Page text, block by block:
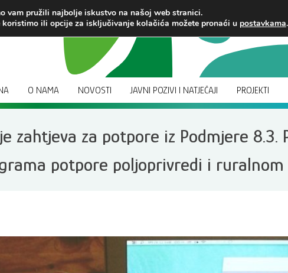
O NAMA NOVOSTI JAVNI POZIVI I NATJEČAJI PROJEKTI
zahtjeva za potpore iz Podmjere
potpore poljoprivredi i ruralnom
vam pružili najbolje iskustvo na našoj web stranici.
ili opcije za isključivanje kolačića možete pronaći u postavkama.